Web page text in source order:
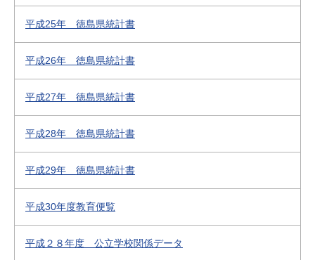
平成25年 徳島県統計書
平成26年 徳島県統計書
平成27年 徳島県統計書
平成28年 徳島県統計書
平成29年 徳島県統計書
平成30年度教育便覧
平成２８年度 公立学校関係データ